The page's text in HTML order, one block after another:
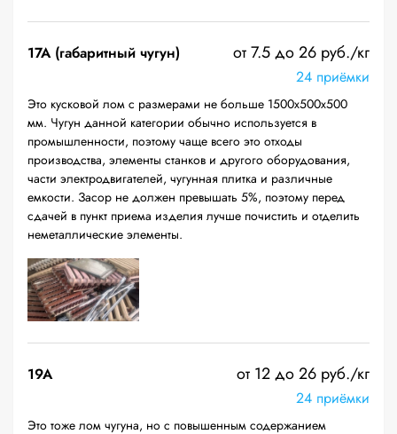
17А (габаритный чугун) от 7.5 до 26 руб./кг
24 приёмки
Это кусковой лом с размерами не больше 1500х500х500
мм. Чугун данной категории обычно используется в
промышленности, поэтому чаще всего это отходы
производства, элементы станков и другого оборудования,
части электродвигателей, чугунная плитка и различные
емкости. Засор не должен превышать 5%, поэтому перед
сдачей в пункт приема изделия лучше почистить и отделить
неметаллические элементы.
19A от 12 до 26 руб./кг
24 приёмки
Это тоже лом чугуна, но с повышенным содержанием